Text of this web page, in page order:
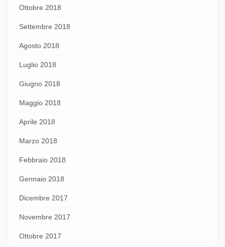
Ottobre 2018
Settembre 2018
Agosto 2018
Luglio 2018
Giugno 2018
Maggio 2018
Aprile 2018
Marzo 2018
Febbraio 2018
Gennaio 2018
Dicembre 2017
Novembre 2017
Ottobre 2017